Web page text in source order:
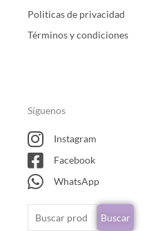
Politicas de privacidad
Términos y condiciones
Síguenos
Instagram
Facebook
WhatsApp
Buscar
Buscar